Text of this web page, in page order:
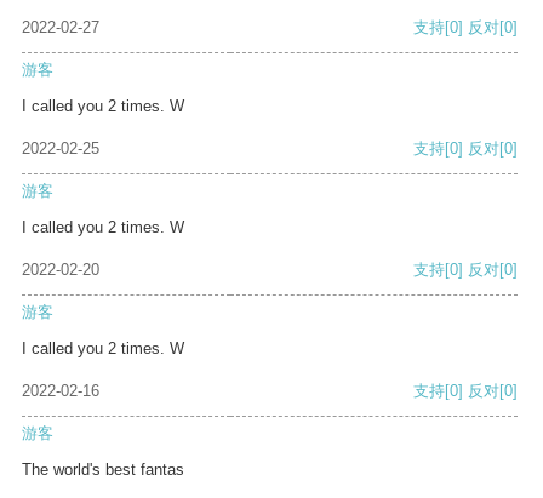
2022-02-27 支持[0] 反对[0]
游客
I called you 2 times. W
2022-02-25 支持[0] 反对[0]
游客
I called you 2 times. W
2022-02-20 支持[0] 反对[0]
游客
I called you 2 times. W
2022-02-16 支持[0] 反对[0]
游客
The world's best fantas